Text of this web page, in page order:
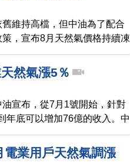
維持高檔，但中油為了配合
，宣布8月天然氣價格持續凍
不予調整，並預估至年底可增
然氣漲5％
宣布，從7月1號開始，針對
年底可以增加76億的收入。中
應該要大幅調漲國內天然氣
以及持續穩定物價的政策，
7月份天然氣繼續凍漲，預估
業用戶天然氣調漲